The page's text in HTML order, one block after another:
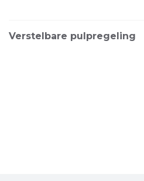
Verstelbare pulpregeling